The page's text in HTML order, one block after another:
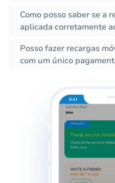
Como posso saber se a
aplicada corretamente
Posso fazer recargas
com um único